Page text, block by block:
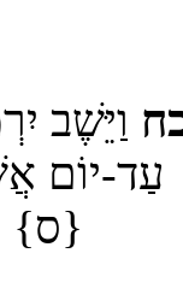
וַיֵּשֶׁב
עַד-יוֹם
{ס}